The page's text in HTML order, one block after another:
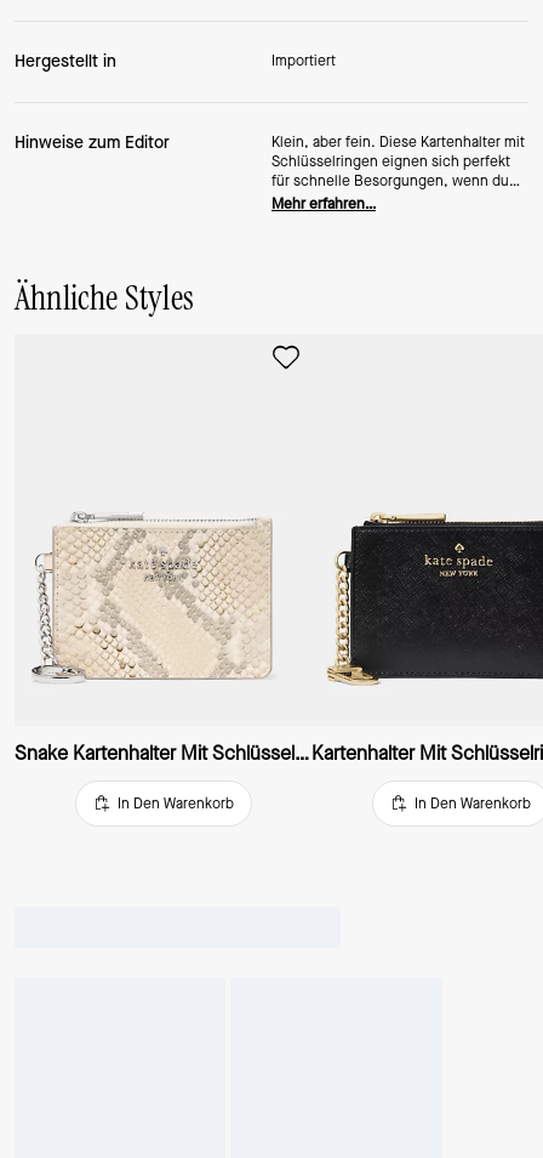
Hergestellt in Importiert
Hinweise zum Editor
Klein, aber fein. Diese Kartenhalter mit
Schlüsselringen eignen sich perfekt
für schnelle Besorgungen, wenn du
dir einen Kaffee holst, oder zum
Mehr erfahren…
Ähnliche Styles
Snake Kartenhalter Mit Schlüsselring
In Den Warenkorb
Kartenhalter Mit
In Den Warenkorb